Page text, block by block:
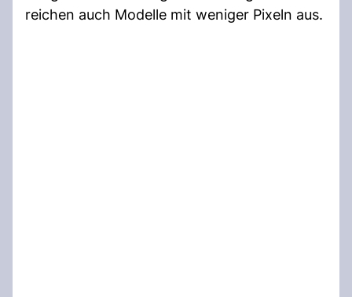
reichen auch Modelle mit weniger Pixeln aus.